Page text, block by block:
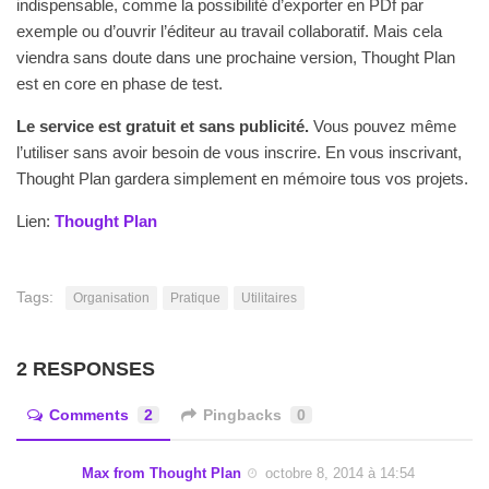
indispensable, comme la possibilité d’exporter en PDf par
exemple ou d’ouvrir l’éditeur au travail collaboratif. Mais cela
viendra sans doute dans une prochaine version, Thought Plan
est en core en phase de test.
Le service est gratuit et sans publicité. Vous pouvez même
l’utiliser sans avoir besoin de vous inscrire. En vous inscrivant,
Thought Plan gardera simplement en mémoire tous vos projets.
Lien: Thought Plan
Tags: Organisation Pratique Utilitaires
2 RESPONSES
Comments 2 Pingbacks 0
Max from Thought Plan
octobre 8, 2014 à 14:54